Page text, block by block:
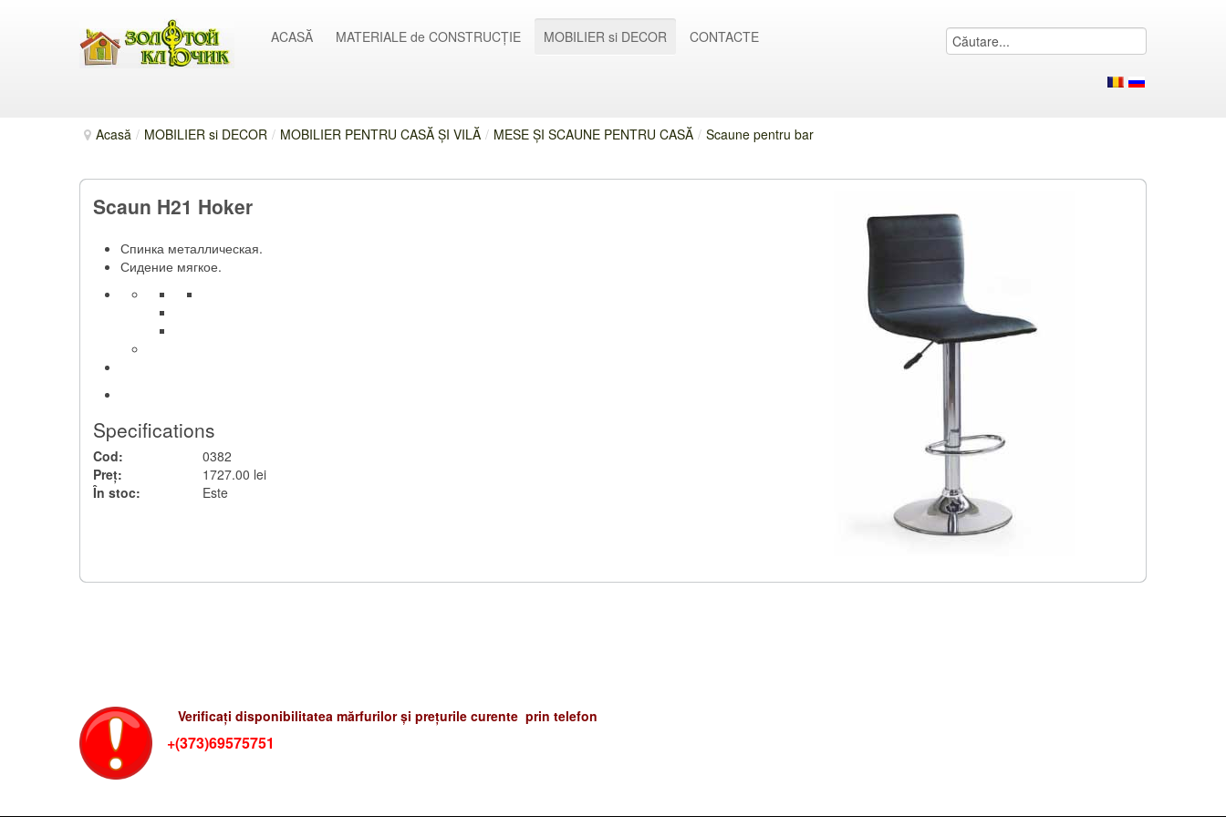
ACASĂ MATERIALE de CONSTRUCȚIE MOBILIER si DECOR CONTACTE
Acasă / MOBILIER si DECOR / MOBILIER PENTRU CASĂ ȘI VILĂ / MESE ȘI SCAUNE PENTRU CASĂ / Scaune pentru bar
Scaun H21 Hoker
Спинка металлическая.
Сидение мягкое.
Specifications
Cod:
0382
Preț:
1727.00 lei
În stoc:
Este
Verificați disponibilitatea mărfurilor și prețurile curente prin telefon
+(373)69575751